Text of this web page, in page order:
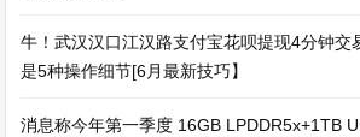
牛！武汉汉口江汉路支付宝花呗提现4分钟交
是5种操作细节[6月最新技巧】
消息称今年第一季度 16GB LPDDR5x+1TB